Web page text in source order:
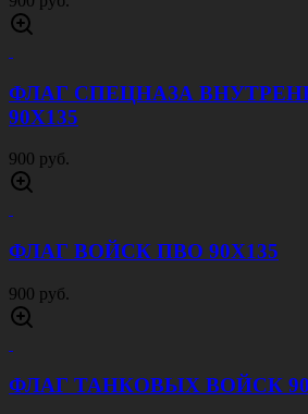
ФЛАГ СПЕЦНАЗА
90Х135
900 руб.
ФЛАГ ВОЙСК ПВО 90Х135
900 руб.
ФЛАГ ТАНКОВЫХ ВОЙСК